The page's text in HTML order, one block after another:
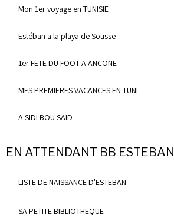
Mon 1er voyage en TUNISIE
Estéban a la playa de Sousse
1er FETE DU FOOT A ANCONE
MES PREMIERES VACANCES EN TUNI
A SIDI BOU SAID
EN ATTENDANT BB ESTEBAN
LISTE DE NAISSANCE D'ESTEBAN
SA PETITE BIBLIOTHEQUE